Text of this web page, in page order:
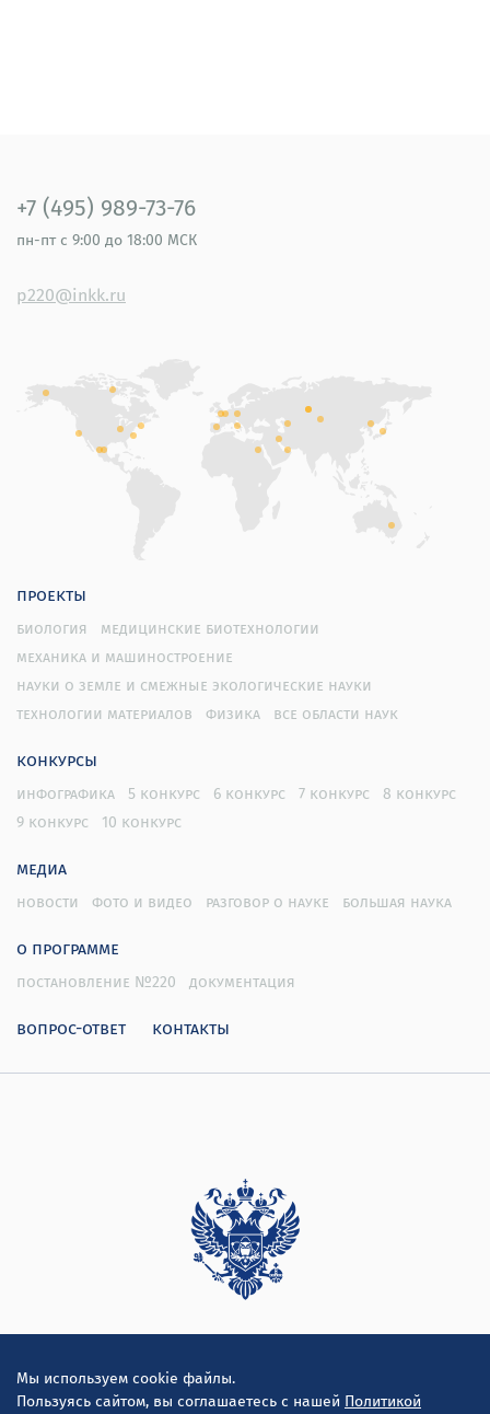
Мы используем cookie файлы.
Пользуясь сайтом, вы соглашаетесь с нашей Политикой
+7 (495) 989-73-76
пн-пт с 9:00 до 18:00 МСК
p220@inkk.ru
проекты
биология
медицинские биотехнологии
механика и машиностроение
науки о земле и смежные экологические науки
технологии материалов
физика все области наук
конкурсы
инфографика 5 конкурс 6 конкурс 7 конкурс
8 конкурс
9 конкурс
10 конкурс
медиа
новости фото и видео разговор о науке большая наука
о программе
постановление №220 документация
вопрос-ответ контакты